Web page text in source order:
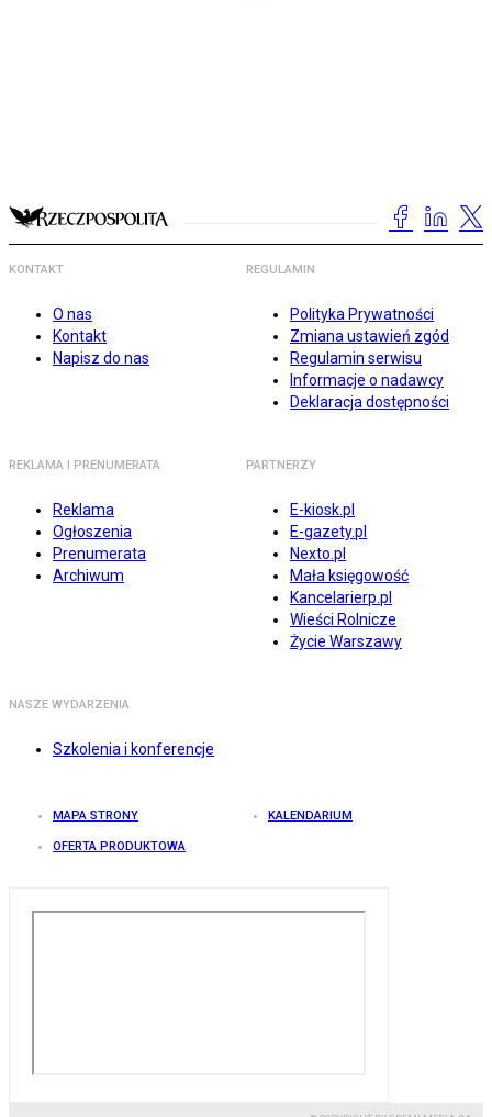
KONTAKT
O nas
Kontakt
Napisz do nas
REGULAMIN
Polityka Prywatności
Zmiana ustawień zgód
Regulamin serwisu
Informacje o nadawcy
Deklaracja dostępności
REKLAMA I PRENUMERATA
Reklama
Ogłoszenia
Prenumerata
Archiwum
PARTNERZY
E-kiosk.pl
E-gazety.pl
Nexto.pl
Mała księgowość
Kancelarierp.pl
Wieści Rolnicze
Życie Warszawy
NASZE WYDARZENIA
Szkolenia i konferencje
MAPA STRONY KALENDARIUM
OFERTA PRODUKTOWA